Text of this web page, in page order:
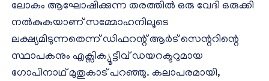
ലോകം ആഘോഷിക്കുന്ന തരത്തിൽ ഒരു വേദി ഒരുക്കി
നൽകുകയാണ് സമ്മോഹനിലൂടെ
ലക്ഷ്യമിടുന്നതെന്ന് ഡിഫറന്റ് ആർട് സെന്ററിന്റെ
സ്ഥാപകനും എക്സിക്യൂട്ടീവ് ഡയറക്ടറുമായ
ഗോപിനാഥ് മുതുകാട് പറഞ്ഞു. കലാപരമായി,